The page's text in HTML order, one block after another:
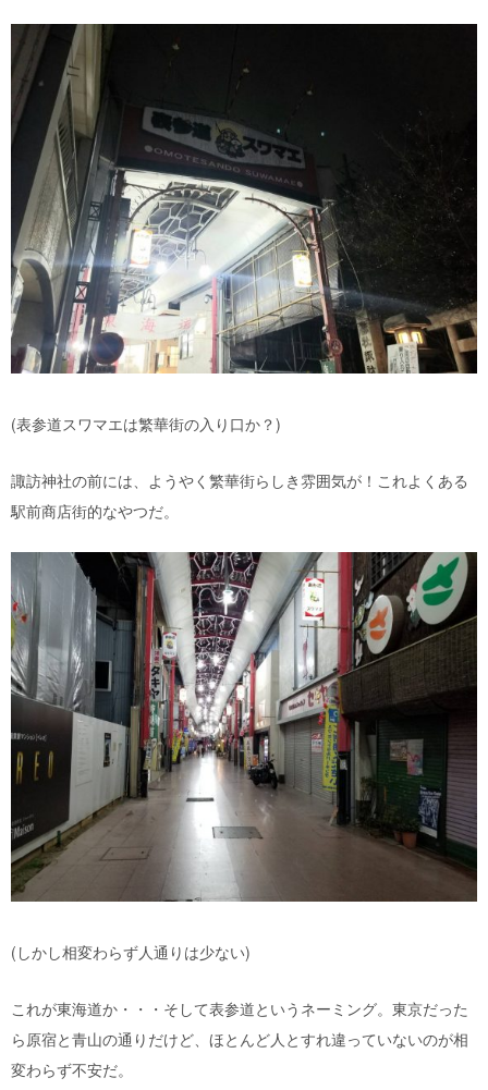
(表参道スワマエは繁華街の入り口か？)
諏訪神社の前には、ようやく繁華街らしき雰囲気が！これよくある
駅前商店街的なやつだ。
(しかし相変わらず人通りは少ない)
これが東海道か・・・そして表参道というネーミング。東京だった
ら原宿と青山の通りだけど、ほとんど人とすれ違っていないのが相
変わらず不安だ。